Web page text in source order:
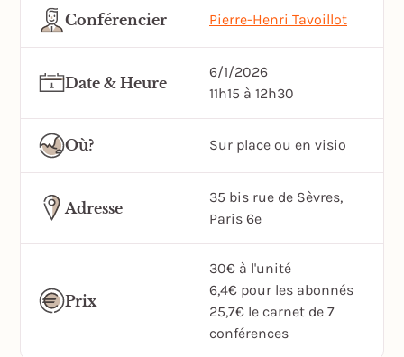
Conférencier Pierre-Henri Tavoillot
Date & Heure
6/1/2026
11h15 à 12h30
Où? Sur place ou en visio
Adresse
35 bis rue de Sèvres,
Paris 6e
Prix
30€ à l'unité
6,4€ pour les abonnés
25,7€ le carnet de 7
conférences